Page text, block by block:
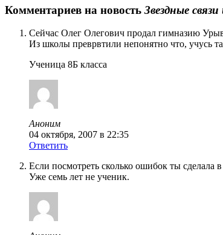
Комментариев на новость Звездные
Сейчас Олег Олегович продал гимназию
Из школы преврвтили непонятно что, учусь
Ученица 8Б класса
Аноним
04 октября, 2007 в 22:35
Ответить
Если посмотреть сколько ошибок ты сделала
Уже семь лет не ученик.